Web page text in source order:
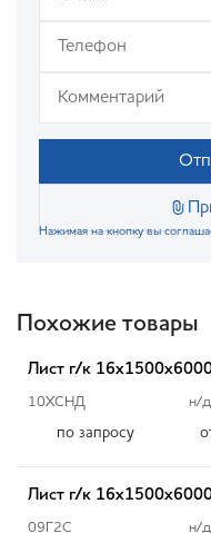
Нажимая на кнопку вы
Похожие товары
Лист г/к
10ХСНД н/д
по запросу
Лист г/к
09Г2С н/д